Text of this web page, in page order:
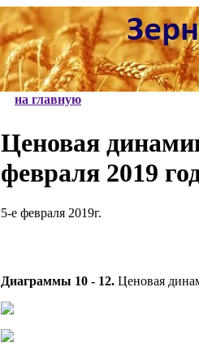
на главную
Ценовая
февраля 2019
5-е февраля 2019г.
Диаграммы 10 - 12. Ценовая